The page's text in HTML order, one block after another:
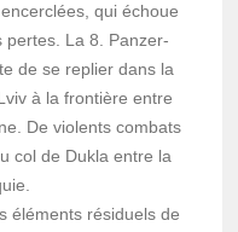
qui échoue
pertes. La 8. Panzer-
de se replier dans la
à la frontière entre
De violents combats
col de Dukla entre la
éléments résiduels de